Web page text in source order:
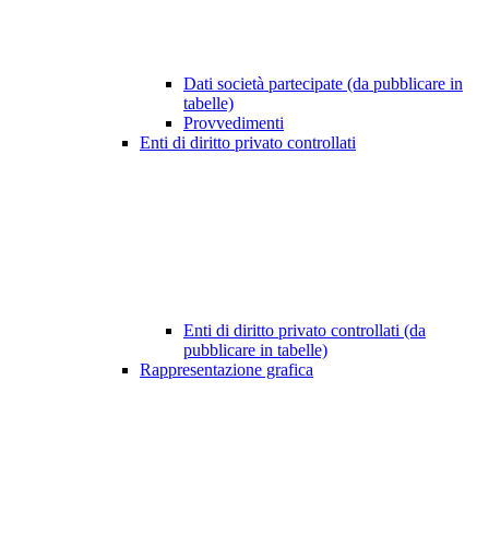
Dati società partecipate (da pubblicare in
tabelle)
Provvedimenti
Enti di diritto privato controllati
Enti di diritto privato controllati (da
pubblicare in tabelle)
Rappresentazione grafica